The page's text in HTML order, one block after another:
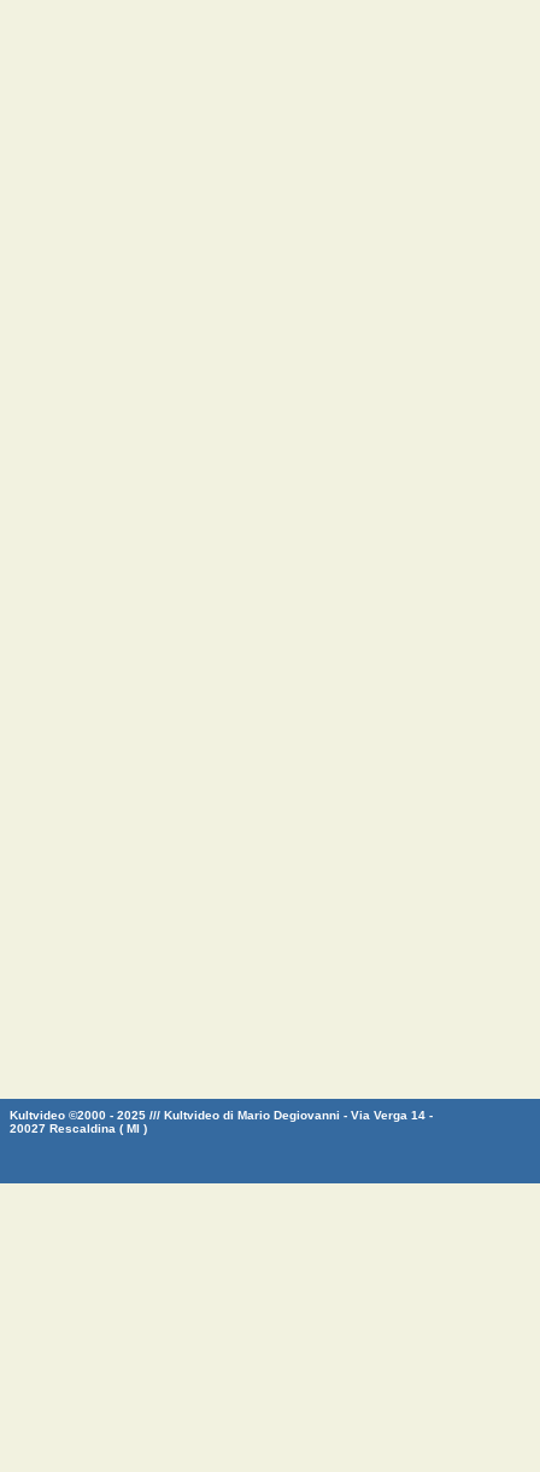
Kultvideo ©2000 - 2025 /// Kultvideo di Mario Degiovanni - Via Verga 14 -
20027 Rescaldina ( MI )